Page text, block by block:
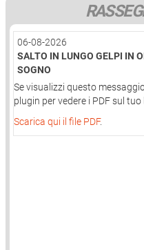
06-08-2026
SALTO IN LUNGO GELPI IN
SOGNO
Se visualizzi questo
plugin per vedere i PDF sul tuo
Scarica qui il file PDF.